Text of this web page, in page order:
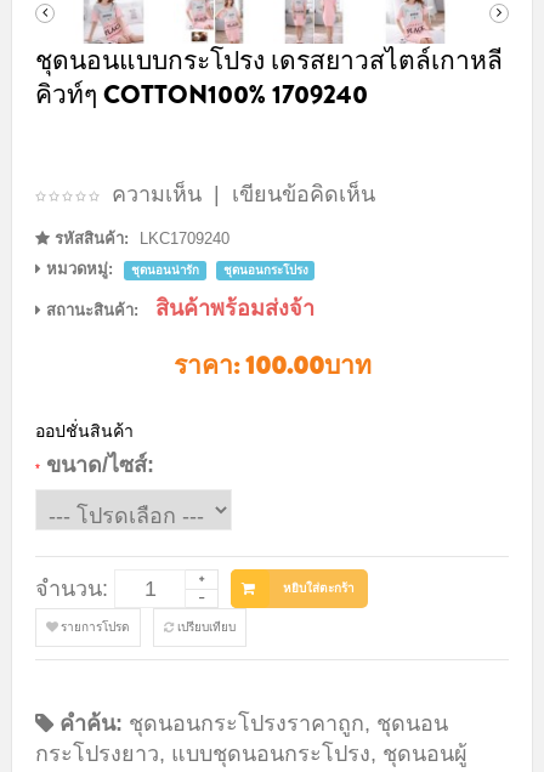
ชุดนอนแบบกระโปรง เดรสยาวสไตล์เกาหลี
คิวท์ๆ COTTON100% 1709240
ความเห็น | เขียนข้อคิดเห็น
รหัสสินค้า:
LKC1709240
หมวดหมู่:
ชุดนอนน่ารัก ชุดนอนกระโปรง
สถานะสินค้า: สินค้าพร้อมส่งจ้า
ราคา:100.00บาท
ออปชั่นสินค้า
* ขนาด/ไซส์:
จำนวน: หยิบใส่ตะกร้า
รายการโปรด เปรียบเทียบ
คำค้น: ชุดนอนกระโปรงราคาถูก, ชุดนอน
กระโปรงยาว, แบบชุดนอนกระโปรง, ชุดนอนผู้